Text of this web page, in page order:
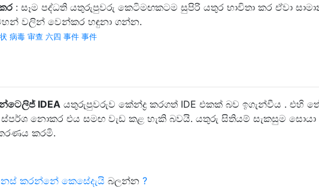
: සෑම පද්ධති යතුරුපුවරු කෙටිමඟකටම සුපිරි යතුර භාවිතා කර ඒවා
වලින් වෙන්කර හඳුනා ගන්න.
病毒 审查 六四 事件 事件
IDEA යතුරුපුවරුව කේන්ද්‍ර කරගත් IDE එකක් බව ඉගැන්වීය . එහි
නොකර එය සමඟ වැඩ කළ හැකි බවයි. යතුරු සිතියම් සැකසුම සොයා
කරමි.
කරන්නේ කෙසේදැයි බලන්න ?